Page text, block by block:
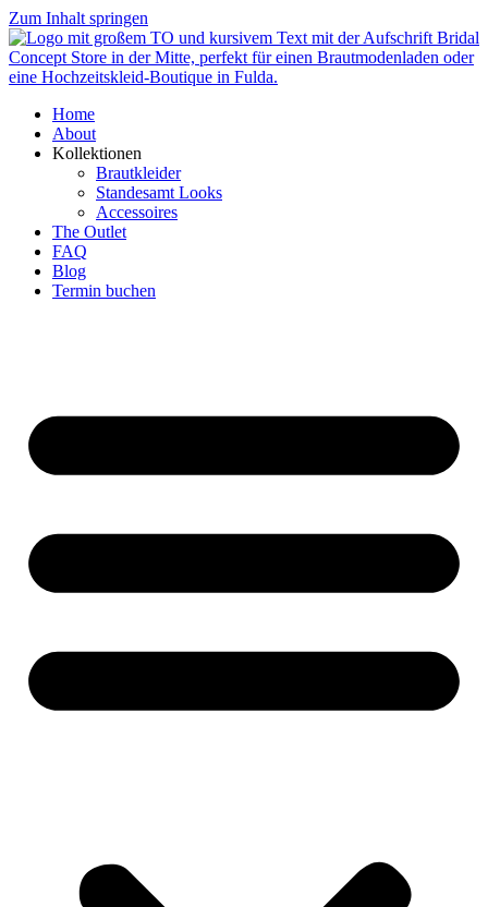
Zum Inhalt springen
Home
About
Kollektionen
Brautkleider
Standesamt Looks
Accessoires
The Outlet
FAQ
Blog
Termin buchen